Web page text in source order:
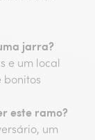
jarra?
e um local
bonitos
este ramo?
um